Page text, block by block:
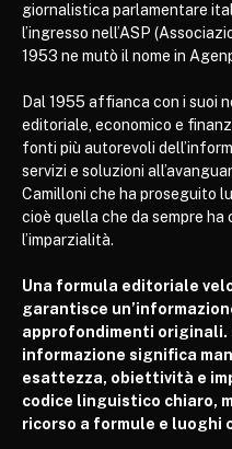
giornalistica parlamentare
l’ingresso nell’ASP
1953 ne mutò il nome in
Dal 1955 affianca con i suoi
editoriale, economico e
fonti più autorevoli
servizi e soluzioni
Camilloni che ha proseguito
cioè quella che da sempre ha
l’imparzialità.
Una formula editoriale
garantisce
approfondimenti originali.
informazione significa
esattezza, obiettività e
codice linguistico chiaro,
ricorso a formule e luoghi